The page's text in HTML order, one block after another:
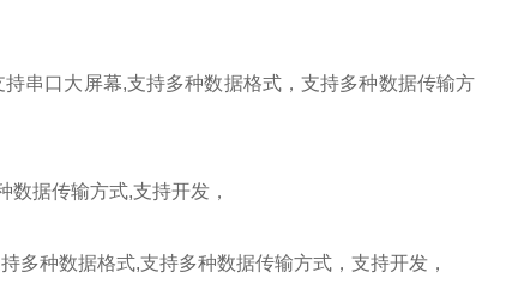
持串口大屏幕,支持多种数据格式，支持多种数据传输方
数据传输方式,支持开发，
多种数据格式,支持多种数据传输方式，支持开发，